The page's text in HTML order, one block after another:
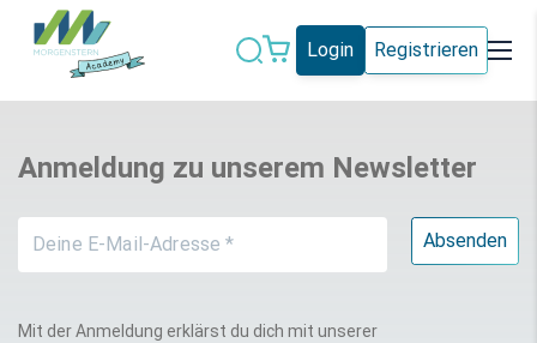
Login Registrieren
Künstliche
Microsoft 365
Schweiz Social Media
Anmeldung zu unserem Newsletter
Mit der Anmeldung erklärst du dich mit unserer